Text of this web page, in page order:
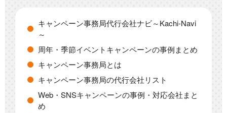
キャンペーン事務局代行会社ナビ～Kachi-Navi
～
周年・季節イベントキャンペーンの事例まとめ
キャンペーン事務局とは
キャンペーン事務局の代行会社リスト
Web・SNSキャンペーンの事例・対応会社まと
め